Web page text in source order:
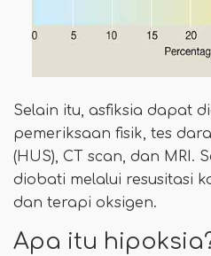
Selain itu, asfiksia dapat
pemeriksaan fisik, tes
(HUS), CT scan, dan MRI.
diobati melalui resusitasi
dan terapi oksigen.
Apa itu